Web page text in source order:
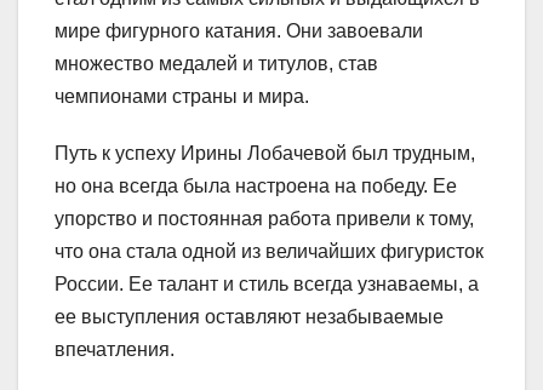
мире фигурного катания. Они завоевали
множество медалей и титулов, став
чемпионами страны и мира.
Путь к успеху Ирины Лобачевой был трудным,
но она всегда была настроена на победу. Ее
упорство и постоянная работа привели к тому,
что она стала одной из величайших фигуристок
России. Ее талант и стиль всегда узнаваемы, а
ее выступления оставляют незабываемые
впечатления.